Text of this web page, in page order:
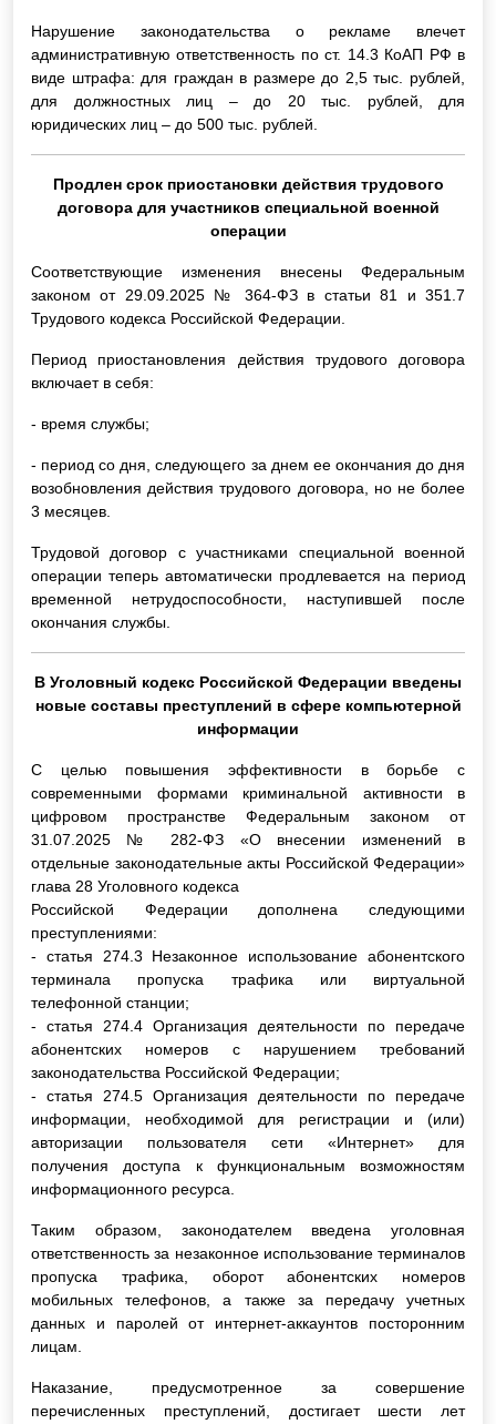
Нарушение законодательства о рекламе влечет
административную ответственность по ст. 14.3 КоАП РФ в
виде штрафа: для граждан в размере до 2,5 тыс. рублей,
для должностных лиц – до 20 тыс. рублей, для
юридических лиц – до 500 тыс. рублей.
Продлен срок приостановки действия трудового
договора для участников специальной военной
операции
Соответствующие изменения внесены Федеральным
законом от 29.09.2025 № 364-ФЗ в статьи 81 и 351.7
Трудового кодекса Российской Федерации.
Период приостановления действия трудового договора
включает в себя:
- время службы;
- период со дня, следующего за днем ее окончания до дня
возобновления действия трудового договора, но не более
3 месяцев.
Трудовой договор с участниками специальной военной
операции теперь автоматически продлевается на период
временной нетрудоспособности, наступившей после
окончания службы.
В Уголовный кодекс Российской Федерации введены
новые составы преступлений в сфере компьютерной
информации
С целью повышения эффективности в борьбе с
современными формами криминальной активности в
цифровом пространстве Федеральным законом от
31.07.2025 № 282-ФЗ «О внесении изменений в
отдельные законодательные акты Российской Федерации»
глава 28 Уголовного кодекса
Российской Федерации дополнена следующими
преступлениями:
- статья 274.3 Незаконное использование абонентского
терминала пропуска трафика или виртуальной
телефонной станции;
- статья 274.4 Организация деятельности по передаче
абонентских номеров с нарушением требований
законодательства Российской Федерации;
- статья 274.5 Организация деятельности по передаче
информации, необходимой для регистрации и (или)
авторизации пользователя сети «Интернет» для
получения доступа к функциональным возможностям
информационного ресурса.
Таким образом, законодателем введена уголовная
ответственность за незаконное использование терминалов
пропуска трафика, оборот абонентских номеров
мобильных телефонов, а также за передачу учетных
данных и паролей от интернет-аккаунтов посторонним
лицам.
Наказание, предусмотренное за совершение
перечисленных преступлений, достигает шести лет